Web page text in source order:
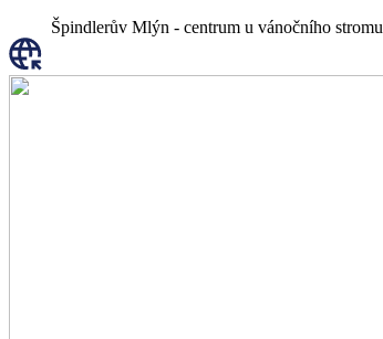
Špindlerův Mlýn - centrum u vánočního stromu